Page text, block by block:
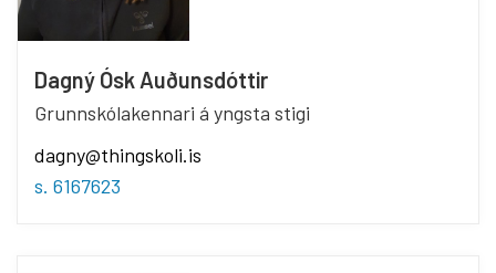
Dagný Ósk Auðunsdóttir
Grunnskólakennari á yngsta stigi
dagny@thingskoli.is
s. 6167623